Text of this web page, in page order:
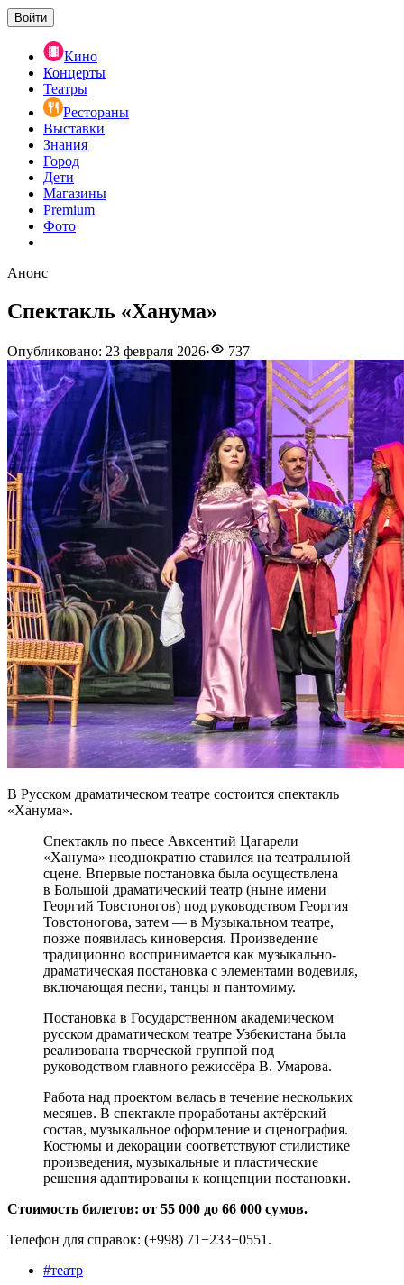
Войти
Кино
Концерты
Театры
Рестораны
Выставки
Знания
Город
Дети
Магазины
Premium
Фото
Анонс
Спектакль «Ханума»
Опубликовано: 23 февраля 2026· 737
В Русском драматическом театре состоится спектакль
«Ханума».
Спектакль по пьесе Авксентий Цагарели
«Ханума» неоднократно ставился на театральной
сцене. Впервые постановка была осуществлена
в Большой драматический театр (ныне имени
Георгий Товстоногов) под руководством Георгия
Товстоногова, затем — в Музыкальном театре,
позже появилась киноверсия. Произведение
традиционно воспринимается как музыкально-
драматическая постановка с элементами водевиля,
включающая песни, танцы и пантомиму.
Постановка в Государственном академическом
русском драматическом театре Узбекистана была
реализована творческой группой под
руководством главного режиссёра В. Умарова.
Работа над проектом велась в течение нескольких
месяцев. В спектакле проработаны актёрский
состав, музыкальное оформление и сценография.
Костюмы и декорации соответствуют стилистике
произведения, музыкальные и пластические
решения адаптированы к концепции постановки.
Стоимость билетов: от 55 000 до 66 000 сумов.
Телефон для справок: (+998) 71−233−0551.
#театр